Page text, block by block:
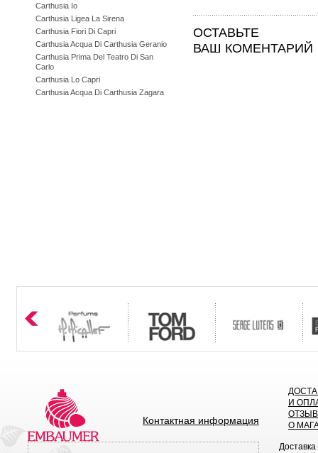
ОСТАВЬТЕ
ВАШ КОМЕНТАРИЙ
Carthusia Io
Carthusia Ligea La Sirena
Carthusia Fiori Di Capri
Carthusia Acqua Di Carthusia Geranio
Carthusia Prima Del Teatro Di San
Carlo
Carthusia Lo Capri
Carthusia Acqua Di Carthusia Zagara
Контактная информация
И
О